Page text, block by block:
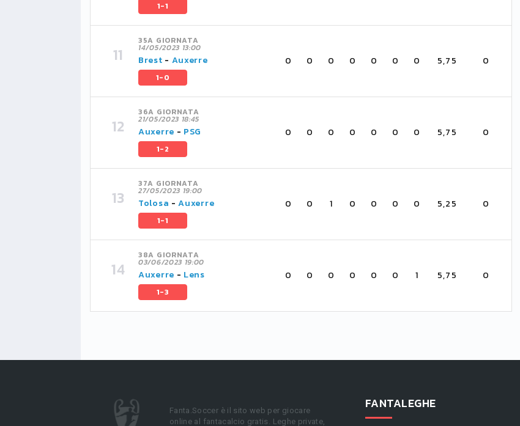
1-1
35A GIORNATA
14/05/2023 13:00
Brest - Auxerre
1-0
0 0 0 0 0 0 0 5,75 0
36A GIORNATA
21/05/2023 18:45
Auxerre - PSG
1-2
0 0 0 0 0 0 0 5,75 0
37A GIORNATA
27/05/2023 19:00
Tolosa -Auxerre
1-1
0 0 1 0 0 0 0 5,25 0
38A GIORNATA
03/06/2023 19:00
Auxerre - Lens
1-3
0 0 0 0 0 0 1 5,75 0
Fanta.Soccer è il sito web per giocare
online al fantacalcio gratis. Leghe private,
FANTALEGHE